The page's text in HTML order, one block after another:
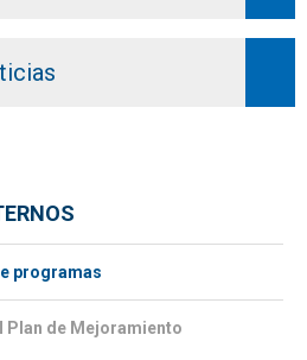
programas
Plan de Mejoramiento